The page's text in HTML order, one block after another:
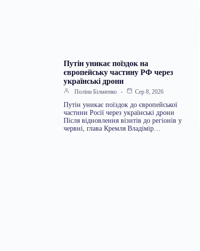
Путін уникає поїздок на
європейську частину РФ через
українські дрони
Поліна Більченко Сер 8, 2026
Путін уникає поїздок до європейської
частини Росії через українські дрони
Після відновлення візитів до регіонів у
червні, глава Кремля Владімір…